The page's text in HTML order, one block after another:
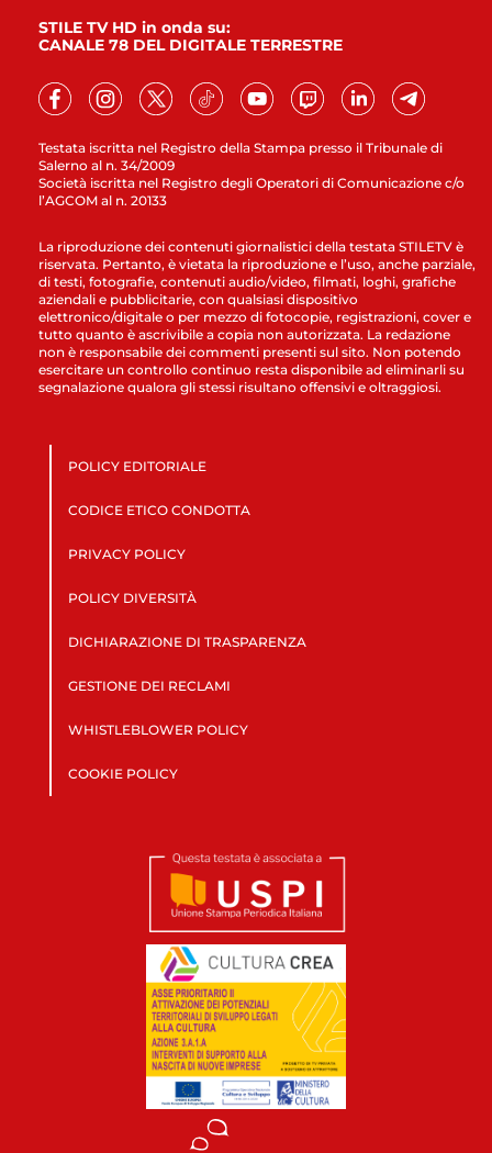
Testata iscritta nel Registro della Stampa presso il Tribunale di
Salerno al n. 34/2009
Società iscritta nel Registro degli Operatori di Comunicazione c/o
l’AGCOM al n. 20133
STILE TV HD in onda su:
CANALE 78 DEL DIGITALE TERRESTRE
La riproduzione dei contenuti giornalistici della testata STILETV è
riservata. Pertanto, è vietata la riproduzione e l’uso, anche parziale,
di testi, fotografie, contenuti audio/video, filmati, loghi, grafiche
aziendali e pubblicitarie, con qualsiasi dispositivo
elettronico/digitale o per mezzo di fotocopie, registrazioni, cover e
tutto quanto è ascrivibile a copia non autorizzata. La redazione
non è responsabile dei commenti presenti sul sito. Non potendo
esercitare un controllo continuo resta disponibile ad eliminarli su
segnalazione qualora gli stessi risultano offensivi e oltraggiosi.
POLICY EDITORIALE
CODICE ETICO CONDOTTA
PRIVACY POLICY
POLICY DIVERSITÀ
DICHIARAZIONE DI TRASPARENZA
GESTIONE DEI RECLAMI
WHISTLEBLOWER POLICY
COOKIE POLICY